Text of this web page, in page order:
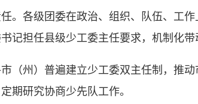
各级团委在政治、组织、队伍、工作
记担任县级少工委主任要求，机制化带
州）普遍建立少工委双主任制，推动
期研究协商少先队工作。